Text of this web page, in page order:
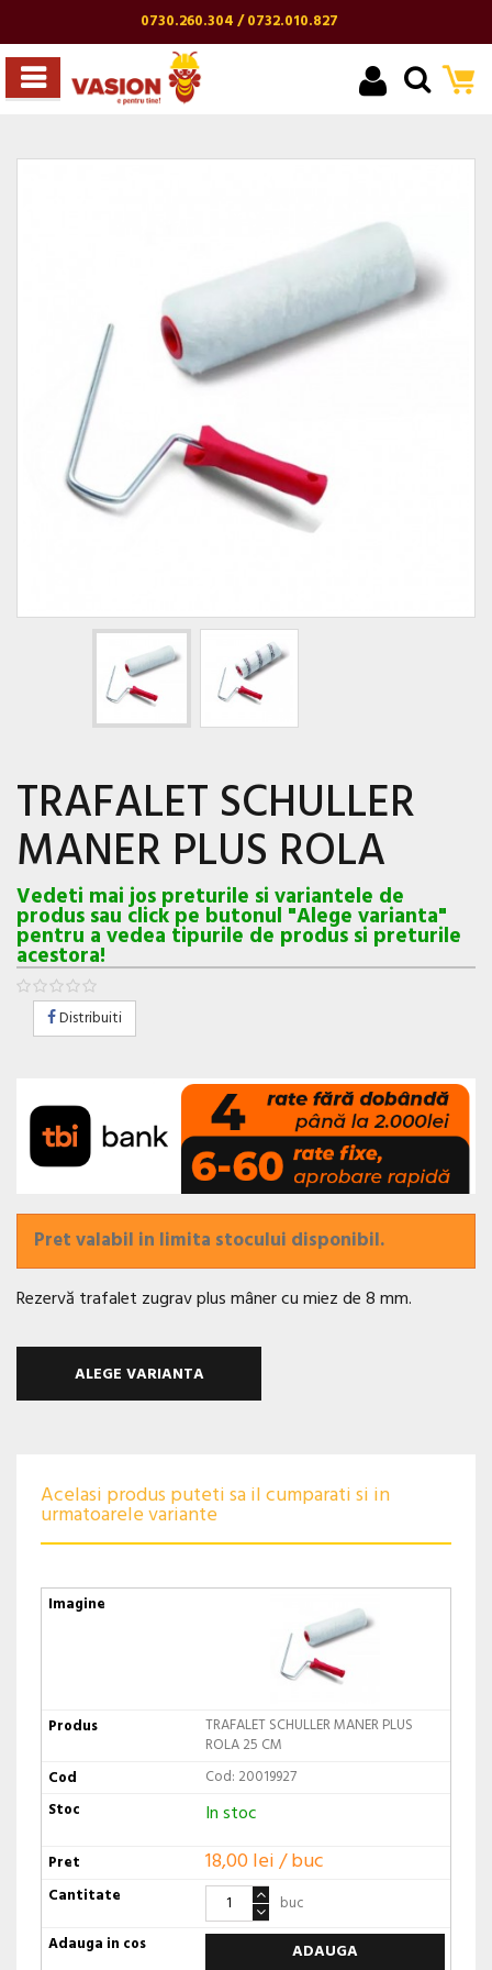
0730.260.304 / 0732.010.827
TRAFALET SCHULLER
MANER PLUS ROLA
Vedeti mai jos preturile si variantele de
produs sau click pe butonul "Alege varianta"
pentru a vedea tipurile de produs si preturile
acestora!
Distribuiti
Pret valabil in limita stocului disponibil.
Rezervă trafalet zugrav plus mâner cu miez de 8 mm.
ALEGE VARIANTA
Acelasi produs puteti sa il cumparati si in
urmatoarele variante
TRAFALET SCHULLER MANER PLUS
ROLA 25 CM
Cod: 20019927
In stoc
18,00 lei / buc
buc
ADAUGA